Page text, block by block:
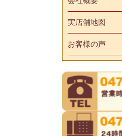
実店舗地図
お客様の声